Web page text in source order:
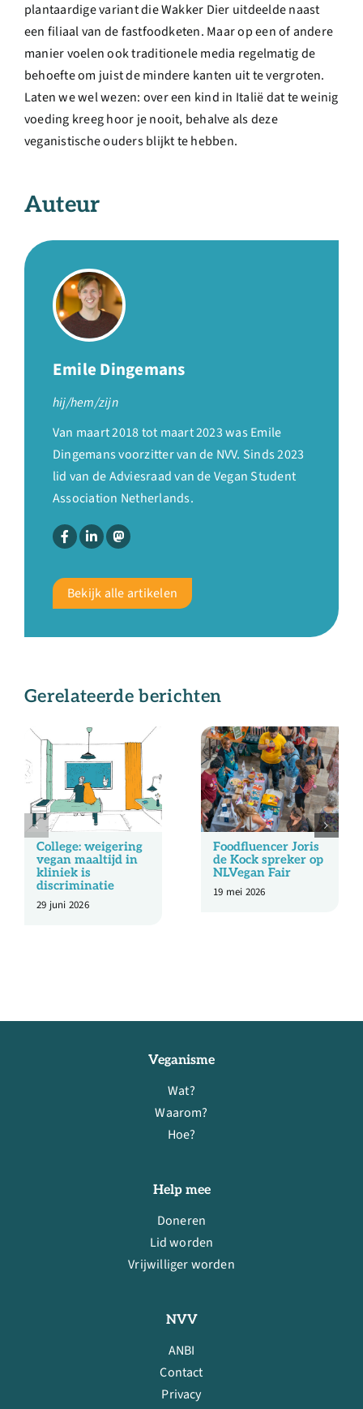
plantaardige variant die Wakker Dier uitdeelde naast
een filiaal van de fastfoodketen. Maar op een of andere
manier voelen ook traditionele media regelmatig de
behoefte om juist de mindere kanten uit te vergroten.
Laten we wel wezen: over een kind in Italië dat te weinig
voeding kreeg hoor je nooit, behalve als deze
veganistische ouders blijkt te hebben.
Auteur
Emile Dingemans
hij/hem/zijn
Van maart 2018 tot maart 2023 was Emile
Dingemans voorzitter van de NVV. Sinds 2023
lid van de Adviesraad van de Vegan Student
Association Netherlands.
Bekijk alle artikelen
Gerelateerde berichten
College: weigering
vegan maaltijd in
kliniek is
discriminatie
29 juni 2026
Foodfluencer Joris
de Kock spreker op
NLVegan Fair
19 mei 2026
Veganisme
Wat?
Waarom?
Hoe?
Help mee
Doneren
Lid worden
Vrijwilliger worden
NVV
ANBI
Contact
Privacy